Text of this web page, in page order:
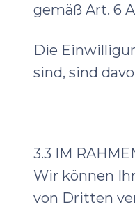
gemäß Art. 6
Die
sind, sind
3.3 IM
Wir können
von Dritten